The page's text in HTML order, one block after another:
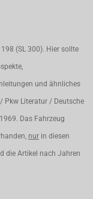
(SL 300). Hier sollte
und ähnliches
Pkw Literatur / Deutsche
Das Fahrzeug
nur in diesen
die Artikel nach Jahren